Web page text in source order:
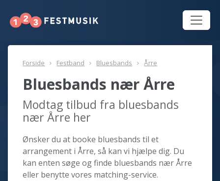
Forside Festband Bluesbands Årre
Bluesbands nær Årre
Modtag tilbud fra bluesbands
nær Årre her
Ønsker du at booke bluesbands til et
arrangement i Årre, så kan vi hjælpe dig. Du
kan enten søge og finde bluesbands nær Årre
eller benytte vores matching-service.